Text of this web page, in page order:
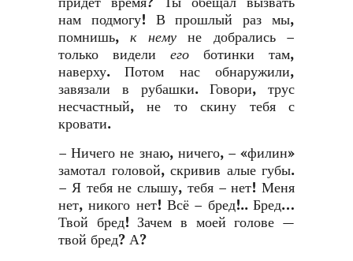
нам подмогу! В прошлый раз мы,
помнишь,к немуне добрались –
только видели его ботинки там,
наверху. Потом нас обнаружили,
завязали в рубашки. Говори, трус
несчастный, не то скину тебя с
кровати.
– Ничего не знаю, ничего, – «филин»
замотал головой, скривив алые губы.
– Я тебя не слышу, тебя – нет! Меня
нет, никого нет! Всё – бред!.. Бред…
Твой бред! Зачем в моей голове —
твой бред? А?